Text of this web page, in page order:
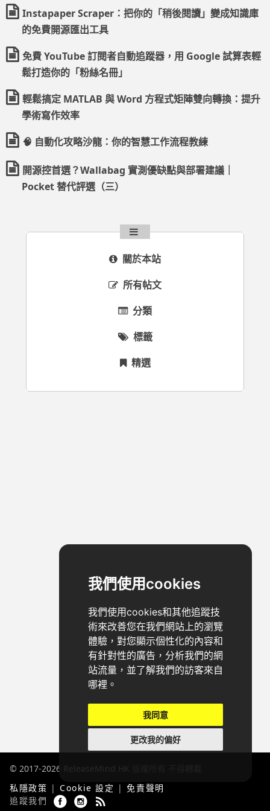
我們使用cookies
我們使用cookies和其他追蹤技
術來改善您在我們網站上的瀏覽
體驗，對您顯示個性化的內容和
有針對性的廣告，分析我們的網
站流量，並了解我們的訪客來自
哪裡。
我同意
更改我的偏好
Instapaper Scraper：把你的「稍後閱讀」變成知識庫
的免費開源匯出工具
免費 YouTube 訂閱者自動追蹤器，用 Google 試算表輕
鬆打造你的「粉絲名冊」
輕鬆搞定 MATLAB 與 Word 方程式矩陣雙向轉換：提升
學術寫作效率
🧠 自動化攻略沙龍：你的智慧工作流程教練
開源控首選？Wallabag 實測優缺點與部署建議｜
Pocket 替代評選（三）
關於本站
所有帖文
分類
標籤
精選
© 2017-2026 ReleaseMind HK
私隱政策 |Cookie 設定 |免責聲明
追蹤我們